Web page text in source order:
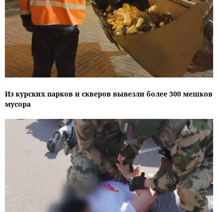
Из курских парков и скверов вывезли более 300 мешков
мусора